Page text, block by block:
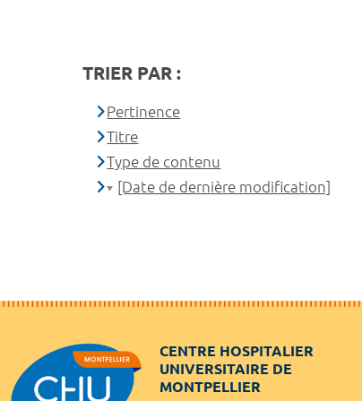
TRIER PAR :
Pertinence
Titre
Type de contenu
[Date de dernière modification]
CENTRE HOSPITALIER
UNIVERSITAIRE DE
MONTPELLIER